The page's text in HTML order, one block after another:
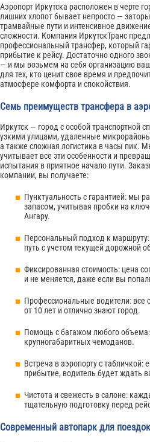
Аэропорт Иркутска расположен в черте
лишних хлопот бывает непросто —
трамвайные пути и интенсивное
сложности. Компания ИркутскТранс
профессиональный трансфер, который
прибытие к рейсу. Достаточно одного
— и мы возьмем на себя организацию
для тех, кто ценит свое время и
атмосфере комфорта и спокойствия.
Семь преимуществ трансфера в
Иркутск — город с особой транспортной
узкими улицами, удаленные
а также сложная логистика в часы пик.
учитывает все эти особенности и
испытания в приятное начало пути.
компании, вы получаете:
Пунктуальность с гарантией: мы
запасом, учитывая пробки на
Ангару.
Персональный подход к
путь с учетом текущей дорожной
Фиксированная стоимость: цена
и не меняется, даже если вы
Профессиональные водители: все
от 10 лет и отлично знают город.
Помощь с багажом любого
крупногабаритных чемоданов.
Встреча в аэропорту с табличкой:
прибытие, водитель будет ждать
Чистота и свежесть в салоне:
тщательную подготовку перед
Современный автопарк для